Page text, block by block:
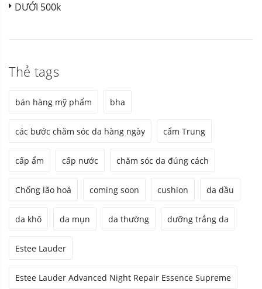
DƯỚI 500k
Thẻ tags
bán hàng mỹ phẩm bha
các bước chăm sóc da hàng ngày cẩm Trung
cấp ẩm cấp nước chăm sóc da đúng cách
Chống lão hoá coming soon cushion da dầu
da khô da mụn da thường dưỡng trắng da
Estee Lauder
Estee Lauder Advanced Night Repair Essence Supreme